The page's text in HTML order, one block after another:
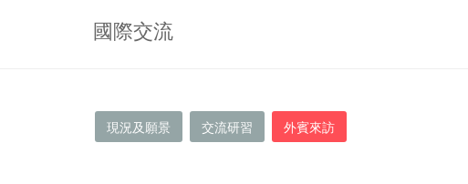
國際交流
現況及願景 交流研習 外賓來訪